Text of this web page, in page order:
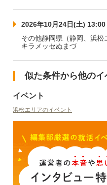
2026年10月24日(土)
その他静岡県（静岡、浜松
キラメッセぬまづ
似た条件から他の
イベント
浜松エリアのイベント